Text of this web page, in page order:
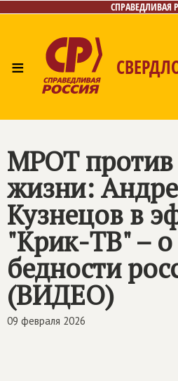
СПРАВЕДЛИВАЯ
≡
МРОТ против
жизни:
Кузнецов в
"Крик-ТВ" –
бедности
(ВИДЕО)
09 февраля 2026